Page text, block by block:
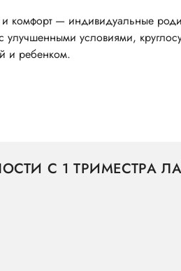
и комфорт — индивидуальные
улучшенными условиями,
и ребенком.
С 1 ТРИМЕСТРА